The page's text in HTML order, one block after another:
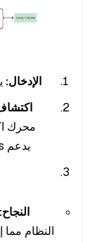
الإدخال:
محرك
يدعم Milvus محركين:
النجاح:
النظام مما